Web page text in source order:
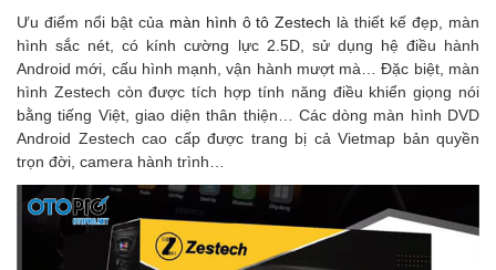
Ưu điểm nổi bật của màn hình ô tô Zestech là thiết kế đẹp, màn
hình sắc nét, có kính cường lực 2.5D, sử dụng hệ điều hành
Android mới, cấu hình mạnh, vận hành mượt mà… Đặc biệt, màn
hình Zestech còn được tích hợp tính năng điều khiển giọng nói
bằng tiếng Việt, giao diện thân thiện… Các dòng màn hình DVD
Android Zestech cao cấp được trang bị cả Vietmap bản quyền
trọn đời, camera hành trình…